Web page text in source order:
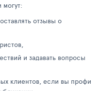
могут:
отзывы о
и задавать вопросы
клиентов, если вы профи